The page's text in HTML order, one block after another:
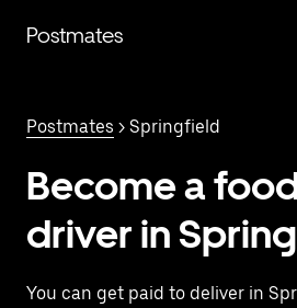
contenido
Postmates
Postmates > Springfield
Become a
driver in
You can get paid to deliver in